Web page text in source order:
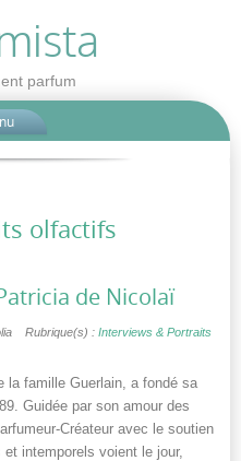
parfum
olfactifs
de Nicolaï
Rubrique(s) : Interviews & Portraits
la famille Guerlain, a fondé sa
Guidée par son amour des
Créateur avec le soutien
intemporels voient le jour,